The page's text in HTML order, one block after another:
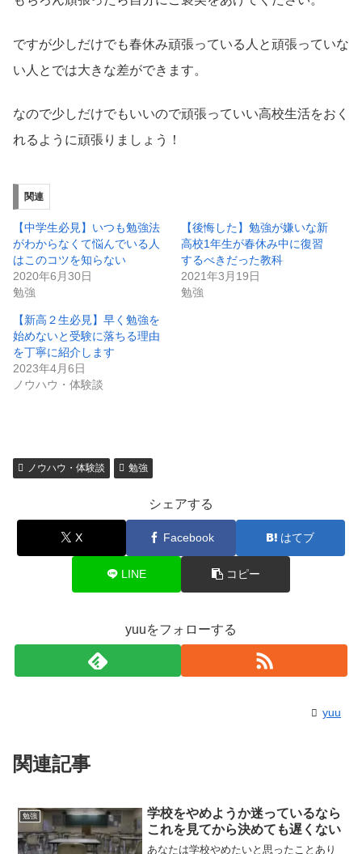
ですが少しだけでも春休み頑張っている人と頑張っていな
い人とでは大きな差ができます。
なので少しだけでもいいので頑張っていい高校生活をおく
れるように頑張りましょう！
関連
【中学生必見】いつも勉強法
がわからなくて悩んでいる人
はこのコツを知らない
2020年6月30日
勉強
【後悔した】勉強が嫌いな新
高校1年生が春休み中に復習
するべきだった教科
2021年3月19日
勉強
【新高２生必見】早く勉強を
始めないと受験に落ちる理由
を丁寧に紹介します
2023年4月6日
ノウハウ・体験談
ノウハウ・体験談 勉強
シェアする
X Facebook はてブ
LINE コピー
yuuをフォローする
yuu
関連記事
勉強
学校をやめようか迷っているなら
これを見てから決めても遅くない
あなたは学校やめたいと思ったことあり